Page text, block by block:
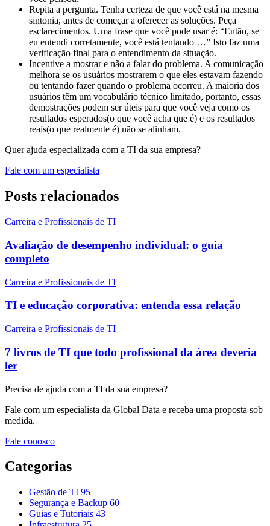
Repita a pergunta. Tenha certeza de que você está na mesma
sintonia, antes de começar a oferecer as soluções. Peça
esclarecimentos. Uma frase que você pode usar é: “Então, se
eu entendi corretamente, você está tentando …” Isto faz uma
verificação final para o entendimento da situação.
Incentive a mostrar e não a falar do problema. A comunicação
melhora se os usuários mostrarem o que eles estavam fazendo
ou tentando fazer quando o problema ocorreu. A maioria dos
usuários têm um vocabulário técnico limitado, portanto, essas
demostrações podem ser úteis para que você veja como os
resultados esperados(o que você acha que é) e os resultados
reais(o que realmente é) não se alinham.
Quer ajuda especializada com a TI da sua empresa?
Fale com um especialista
Posts relacionados
Carreira e Profissionais de TI
Avaliação de desempenho individual: o guia
completo
Carreira e Profissionais de TI
TI e educação corporativa: entenda essa relação
Carreira e Profissionais de TI
7 livros de TI que todo profissional da área deveria
ler
Precisa de ajuda com a TI da sua empresa?
Fale com um especialista da Global Data e receba uma proposta sob
medida.
Fale conosco
Categorias
Gestão de TI 95
Segurança e Backup 60
Guias e Tutoriais 43